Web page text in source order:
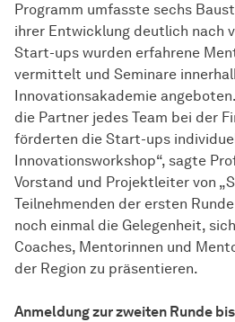
Programm umfasste sechs
ihrer Entwicklung deutlich nach
Start-ups wurden erfahrene
vermittelt und Seminare
Innovationsakademie
die Partner jedes Team bei der
förderten die Start-ups
Innovationsworkshop“, sagte
Vorstand und Projektleiter von
Teilnehmenden der ersten
noch einmal die Gelegenheit,
Coaches, Mentorinnen und
der Region zu präsentieren.
Anmeldung zur zweiten Runde